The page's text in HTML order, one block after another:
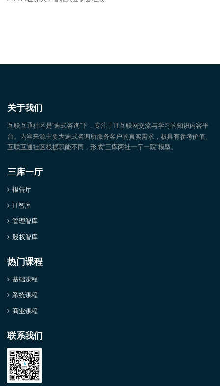
关于我们
互联互通社区是“迪式咨询”下，专注于IT互联网交流与学习的知识内容平
台。内容来源主要为迪式咨询所服务客户的真实需求，极具有参考价值。
互联互通社区根据职能不同，形成“三库两社一厅一院”模型。
三库一厅
报告厅
IT智库
管理智库
股权智库
热门课程
基础课程
系统课程
商业课程
联系我们